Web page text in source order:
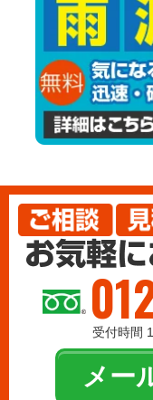
受付時間
メー